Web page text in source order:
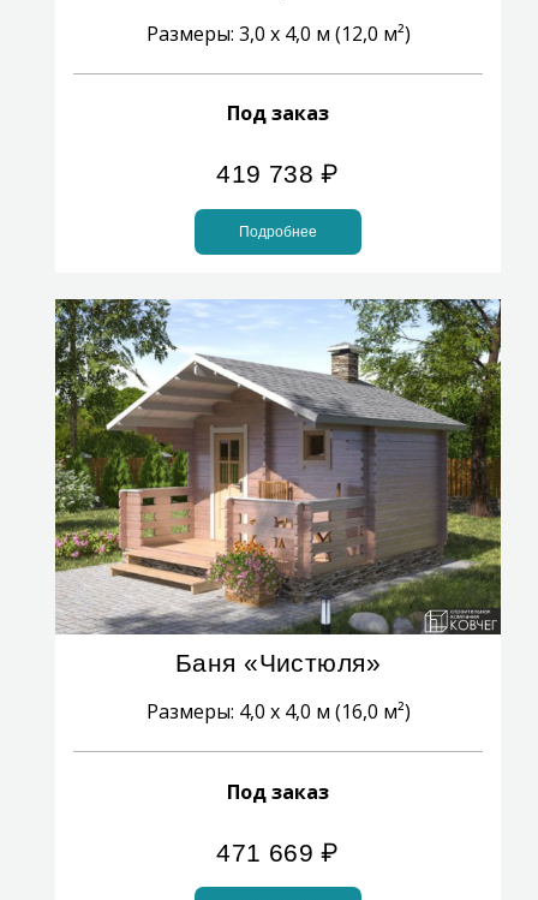
Размеры: 3,0 x 4,0 м (12,0 м²)
Под заказ
419 738 ₽
Подробнее
Баня «Чистюля»
Размеры: 4,0 x 4,0 м (16,0 м²)
Под заказ
471 669 ₽